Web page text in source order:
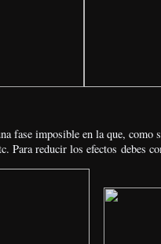
fase imposible en la que, como
Para reducir los efectos